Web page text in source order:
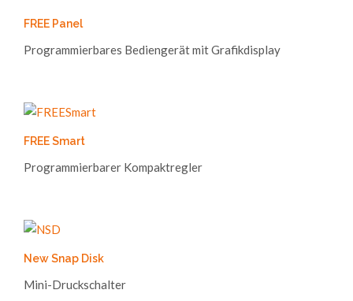
FREE Panel
Programmierbares Bediengerät mit Grafikdisplay
FREE Smart
Programmierbarer Kompaktregler
New Snap Disk
Mini-Druckschalter